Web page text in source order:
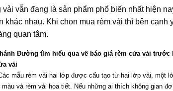
vải vẫn đang là sản phẩm phổ biến nhất hiện
khác nhau. Khi chọn mua rèm vải thì bên
quan tâm.
Đường tìm hiểu qua về báo giá rèm cửa vải
vải
mẫu rèm vải hai lớp được cấu tạo từ hai lớp vải, một
và rèm vải họa tiết. Nếu những ai thích không gian